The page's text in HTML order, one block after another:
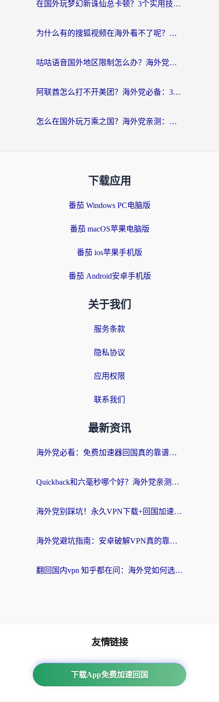
在国外玩梦幻新诛仙总卡顿？3个实用技巧解决海外党痛点（附回国加速器选择指南）
为什么有的搜狐视频在海外看不了呢？留学生亲测有效的回国加速攻略
咕咕语音国外地区限制怎么办？海外党必备的回国加速器选择指南（附音悦Tai、搜狐视频解决妙招）
阿联酋怎么打不开美团？海外党必备：3步解决回国追剧、看球、刷B站的全部烦恼
怎么在国外玩万乘之国？海外党亲测：突破限制的3个实用技巧
下载应用
番茄 Windows PC电脑版
番茄 macOS苹果电脑版
番茄 ios苹果手机版
番茄 Android安卓手机版
关于我们
服务条款
隐私协议
应用权限
联系我们
最新资讯
海外党必看：免费加速器回国真的靠谱吗？3步教你选到好用的归雁替代
Quickback和六毫秒哪个好？海外党亲测：选对回国加速器，无缝刷剧办公不再愁
海外党别踩坑！永久VPN下载+回国加速器选择指南，无缝刷国内剧游戏支付
海外党避坑指南：安卓破解VPN真的靠谱吗？教你选对回国加速器无缝刷国内资源
翻回国内vpn 知乎都在问：海外党如何选对加速器，无缝刷剧打游戏？
下载App免费加速回国
友情链接
海外回国加速器